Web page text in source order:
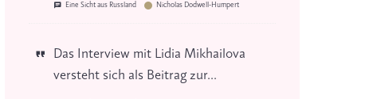
Eine Sicht aus Russland Nicholas Dodwell-Humpert
Das Interview mit Lidia Mikhailova
versteht sich als Beitrag zur...